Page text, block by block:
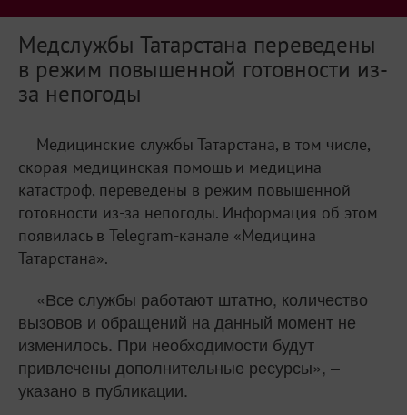
Медслужбы Татарстана переведены
в режим повышенной готовности из-
за непогоды
Медицинские службы Татарстана, в том числе,
скорая медицинская помощь и медицина
катастроф, переведены в режим повышенной
готовности из-за непогоды. Информация об этом
появилась в Telegram-канале «Медицина
Татарстана».
«Все службы работают штатно, количество
вызовов и обращений на данный момент не
изменилось. При необходимости будут
привлечены дополнительные ресурсы», –
указано в публикации.